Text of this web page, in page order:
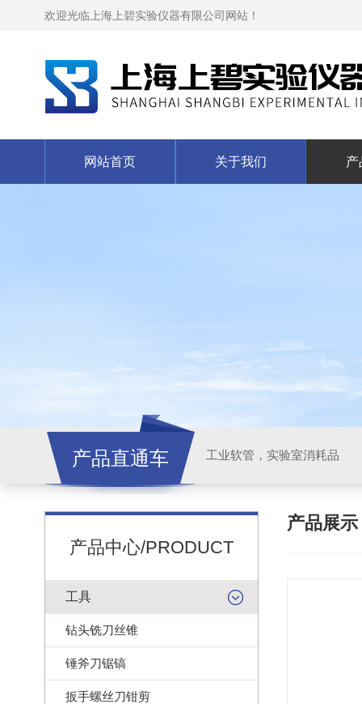
欢迎光临上海上碧实验仪器有限公司网站！
网站首页 关于我们 产
产品直通车 工业软管，实验室消耗品
产品中心/PRODUCT
工具
钻头铣刀丝锥
锤斧刀锯镐
扳手螺丝刀钳剪
产品展示